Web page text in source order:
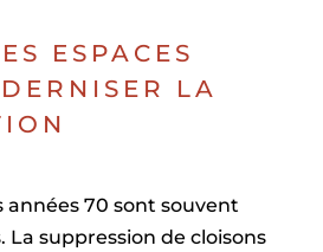
ESPACES
LA
années 70 sont souvent
La suppression de cloisons